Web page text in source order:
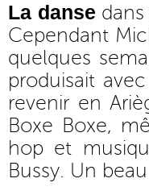
La danse
Cependant
quelques
produisait
revenir en
Boxe Boxe,
hop et
Bussy. Un